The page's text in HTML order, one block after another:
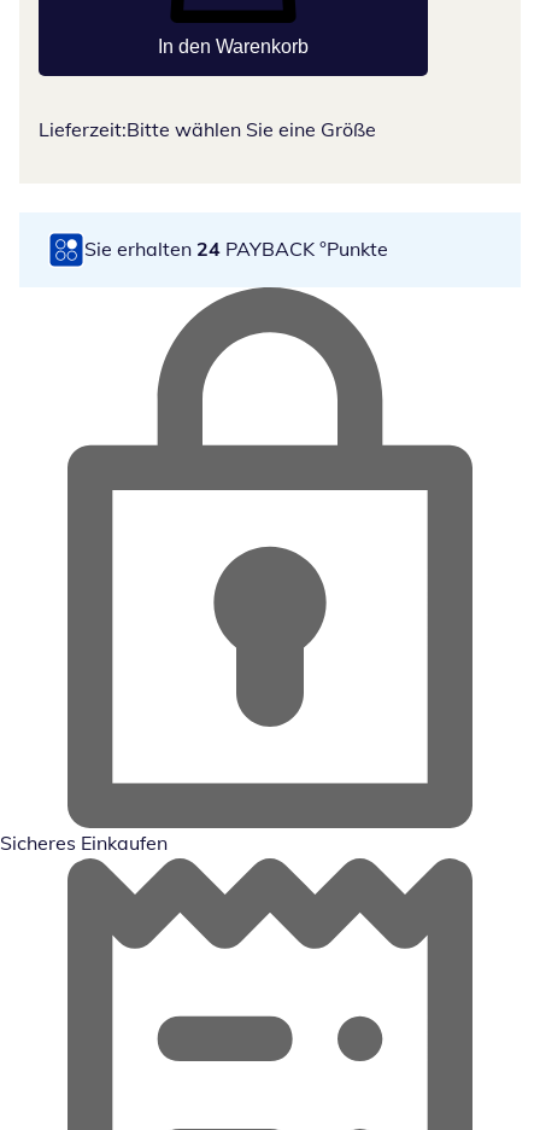
In den Warenkorb
Lieferzeit:Bitte wählen Sie eine Größe
Sie erhalten 24 PAYBACK °Punkte
Sicheres Einkaufen